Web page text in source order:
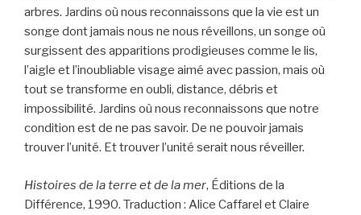
arbres. Jardins où nous reconnaissons que la vie est un
songe dont jamais nous ne nous réveillons, un songe où
surgissent des apparitions prodigieuses comme le lis,
l’aigle et l’inoubliable visage aimé avec passion, mais où
tout se transforme en oubli, distance, débris et
impossibilité. Jardins où nous reconnaissons que notre
condition est de ne pas savoir. De ne pouvoir jamais
trouver l’unité. Et trouver l’unité serait nous réveiller.
Histoires de la terre et de la mer, Éditions de la
Différence, 1990. Traduction : Alice Caffarel et Claire